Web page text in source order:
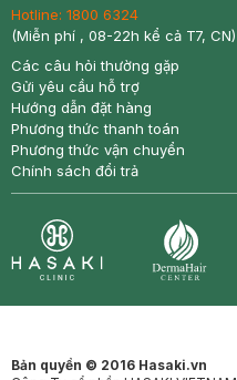
Hotline: 1800 6324
(Miễn phí , 08-22h kể cả T7, CN)
Các câu hỏi thường gặp
Gửi yêu cầu hỗ trợ
Hướng dẫn đặt hàng
Phương thức thanh toán
Phương thức vận chuyển
Chính sách đổi trả
Bản quyền © 2016 Hasaki.vn